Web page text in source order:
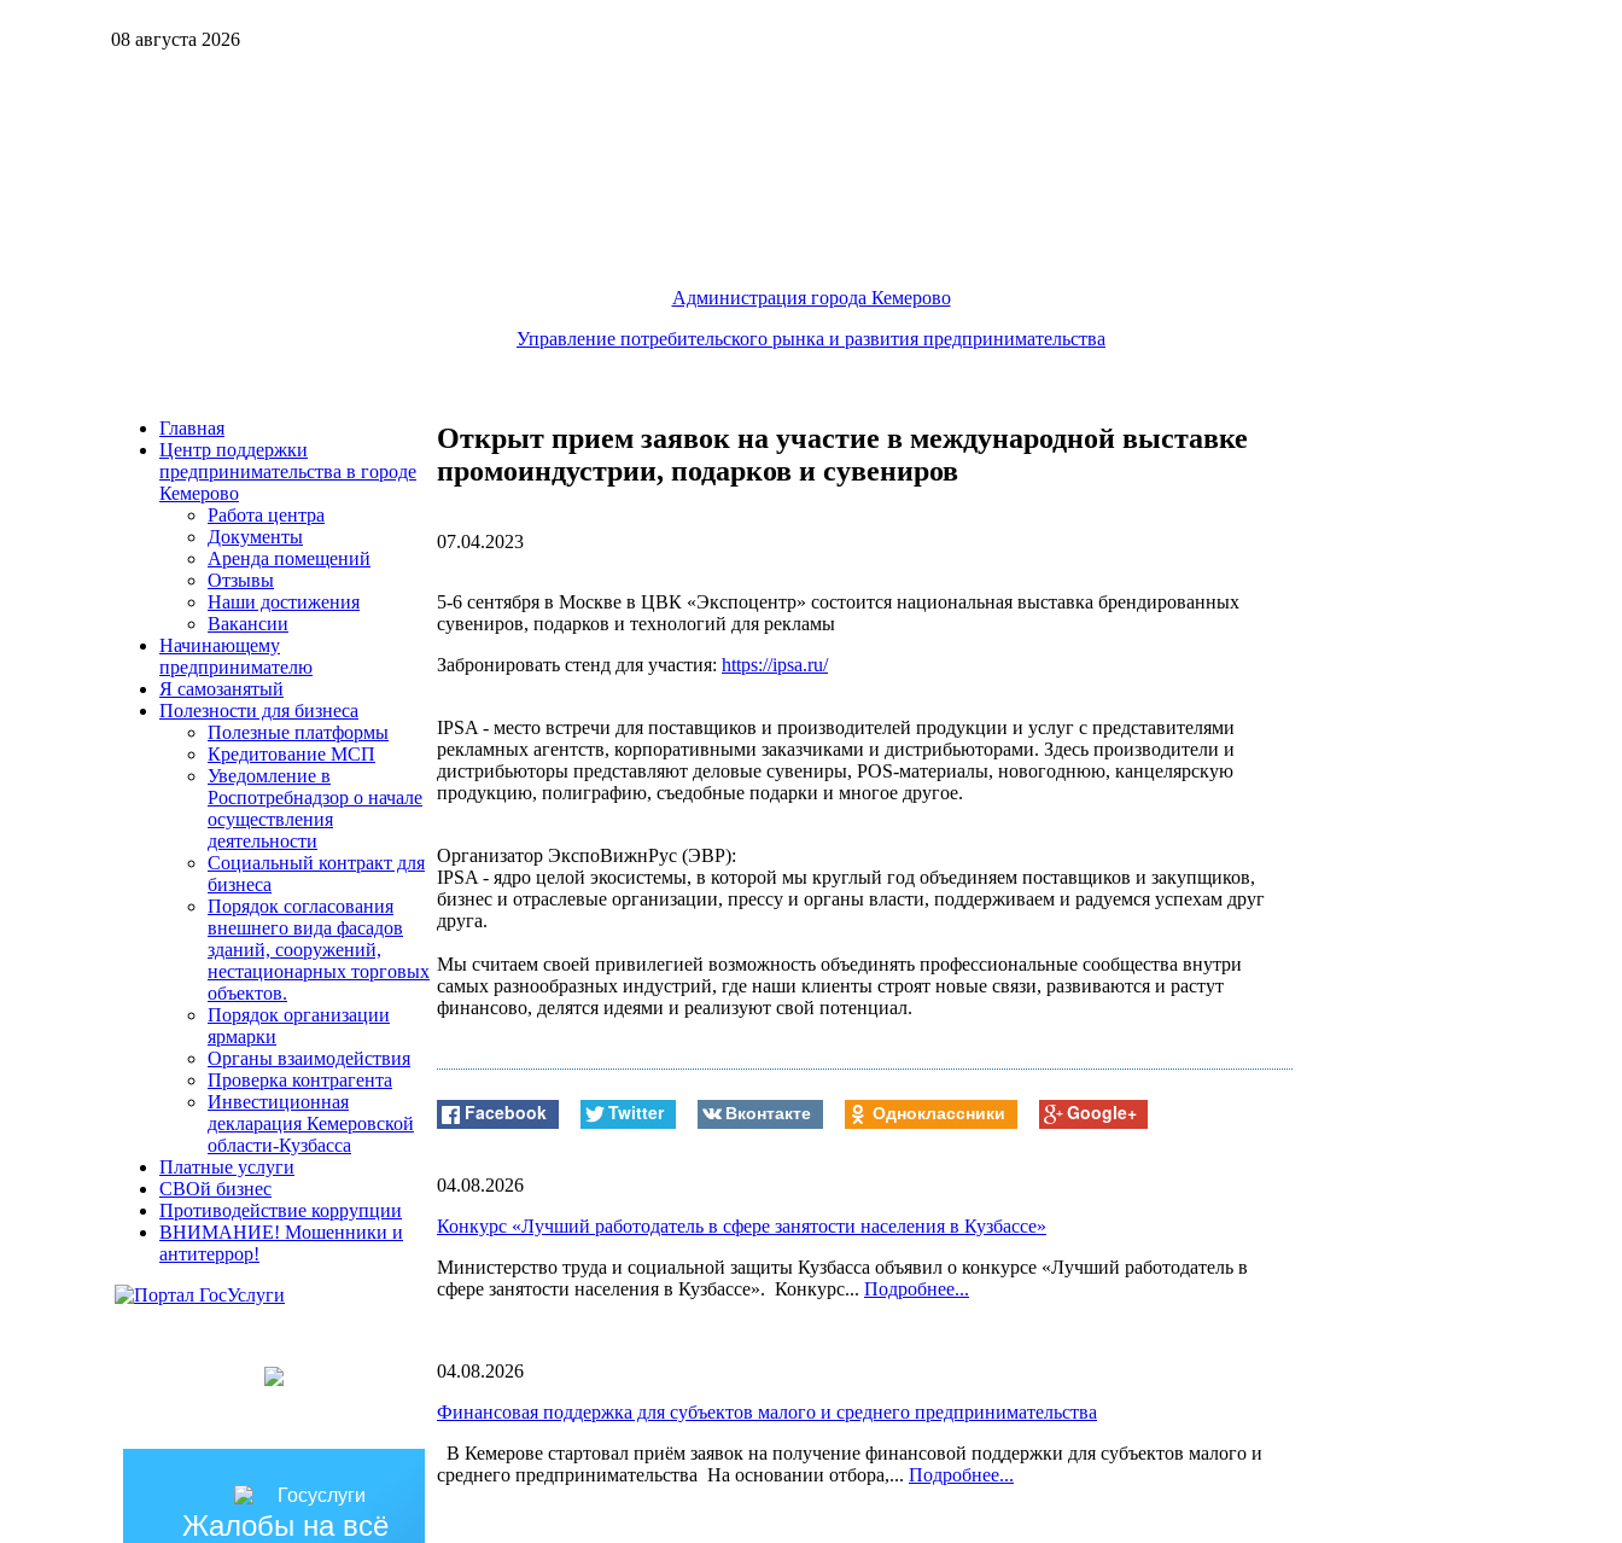
08 августа 2026
Администрация города Кемерово
Управление потребительского рынка и развития предпринимательства
Главная
Центр поддержки
предпринимательства в городе
Кемерово
Работа центра
Документы
Аренда помещений
Отзывы
Наши достижения
Вакансии
Начинающему
предпринимателю
Я самозанятый
Полезности для бизнеса
Полезные платформы
Кредитование МСП
Уведомление в
Роспотребнадзор о начале
осуществления
деятельности
Социальный контракт для
бизнеса
Порядок согласования
внешнего вида фасадов
зданий, сооружений,
нестационарных торговых
объектов.
Порядок организации
ярмарки
Органы взаимодействия
Проверка контрагента
Инвестиционная
декларация Кемеровской
области-Кузбасса
Платные услуги
СВОй бизнес
Противодействие коррупции
ВНИМАНИЕ! Мошенники и
антитеррор!
Жалобы на всё
Открыт прием заявок на участие в международной выставке
промоиндустрии, подарков и сувениров
07.04.2023
5-6 сентября в Москве в ЦВК «Экспоцентр» состоится национальная выставка брендированных
сувениров, подарков и технологий для рекламы
Забронировать стенд для участия: https://ipsa.ru/
IPSA - место встречи для поставщиков и производителей продукции и услуг с представителями
рекламных агентств, корпоративными заказчиками и дистрибьюторами. Здесь производители и
дистрибьюторы представляют деловые сувениры, POS-материалы, новогоднюю, канцелярскую
продукцию, полиграфию, съедобные подарки и многое другое.
Организатор ЭкспоВижнРус (ЭВР):
IPSA - ядро целой экосистемы, в которой мы круглый год объединяем поставщиков и закупщиков,
бизнес и отраслевые организации, прессу и органы власти, поддерживаем и радуемся успехам друг
друга.
Мы считаем своей привилегией возможность объединять профессиональные сообщества внутри
самых разнообразных индустрий, где наши клиенты строят новые связи, развиваются и растут
финансово, делятся идеями и реализуют свой потенциал.
Facebook Twitter Вконтакте Одноклассники Google+
04.08.2026
Конкурс «Лучший работодатель в сфере занятости населения в Кузбассе»
Министерство труда и социальной защиты Кузбасса объявил о конкурсе «Лучший работодатель в
сфере занятости населения в Кузбассе». Конкурс... Подробнее...
04.08.2026
Финансовая поддержка для субъектов малого и среднего предпринимательства
В Кемерове стартовал приём заявок на получение финансовой поддержки для субъектов малого и
среднего предпринимательства На основании отбора,... Подробнее...